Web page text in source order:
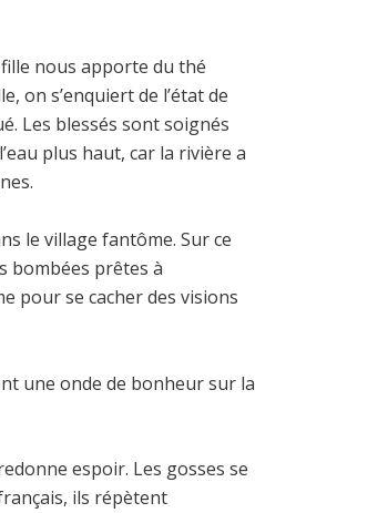
nous apporte du thé
on s’enquiert de l’état de
Les blessés sont soignés
plus haut, car la rivière a
le village fantôme. Sur ce
bombées prêtes à
pour se cacher des visions
une onde de bonheur sur la
espoir. Les gosses se
ils répètent